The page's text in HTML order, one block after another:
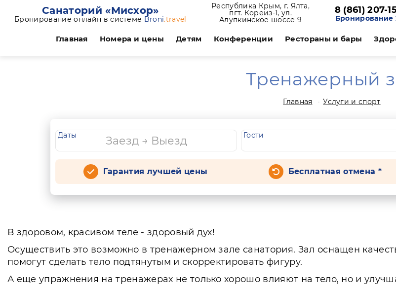
Санаторий «Мисхор»
Бронирование онлайн в системе Broni.travel
Республика Крым, г. Ялта,
пгт. Кореиз-1, ул.
Алупкинское шоссе 9
8 (861) 207-
Бронирование
Главная Номера и цены Детям Конференции Рестораны и бары
Тренажерный
Главная Услуги и спорт
Даты Гости
Гарантия лучшей цены Бесплатная отмена *
В здоровом, красивом теле - здоровый дух!
Осуществить это возможно в тренажерном зале санатория. Зал оснащен
помогут сделать тело подтянутым и скорректировать фигуру.
А еще упражнения на тренажерах не только хорошо влияют на тело, но и